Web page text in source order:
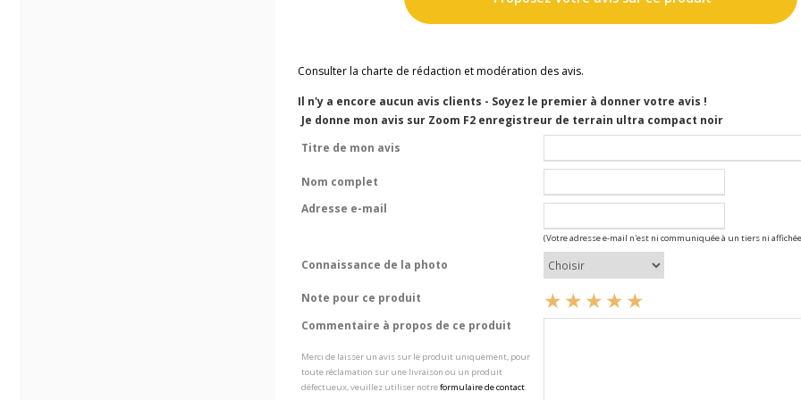
Consulter la charte de rédaction et modération des avis.
Il n'y a encore aucun avis clients - Soyez le premier à donner votre avis !
Je donne mon avis sur Zoom F2 enregistreur de terrain ultra compact noir
Titre de mon avis
Nom complet
Adresse e-mail
(Votre adresse e-mail n'est ni communiquée à un tiers ni
Connaissance de la photo
Note pour ce produit
Commentaire à propos de ce produit
Merci de laisser un avis sur le produit uniquement, pour
toute réclamation sur une livraison ou un produit
défectueux, veuillez utiliser notreformulaire de contact.